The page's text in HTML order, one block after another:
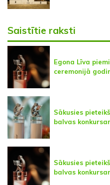
Saistītie raksti
Egona Līva
ceremonijā
Sākusies
balvas
Sākusies
balvas